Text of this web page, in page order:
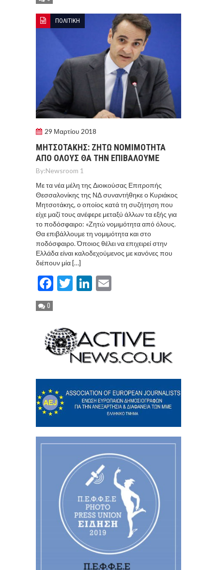
ΠΟΛΙΤΙΚΗ
29 Μαρτίου 2018
ΜΗΤΣΟΤΑΚΗΣ: ΖΗΤΩ ΝΟΜΙΜΟΤΗΤΑ
ΑΠΟ ΟΛΟΥΣ ΘΑ ΤΗΝ ΕΠΙΒΑΛΟΥΜΕ
By:Newsroom 1
Με τα νέα μέλη της Διοικούσας Επιτροπής
Θεσσαλονίκης της ΝΔ συναντήθηκε ο Κυριάκος
Μητσοτάκης, ο οποίος κατά τη συζήτηση που
είχε μαζί τους ανέφερε μεταξύ άλλων τα εξής για
το ποδόσφαιρο: «Ζητώ νομιμότητα από όλους.
Θα επιβάλλουμε τη νομιμότητα και στο
ποδόσφαιρο. Όποιος θέλει να επιχειρεί στην
Ελλάδα είναι καλοδεχούμενος με κανόνες που
διέπουν μία […]
Facebook
TwitterLinkedIn
0